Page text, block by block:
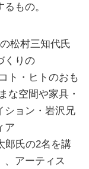
もの。
松村三知代氏
くりの
ト・ヒトのおも
な空間や家具・
ション・岩沢兄
ア
郎氏の2名を講
、アーティス